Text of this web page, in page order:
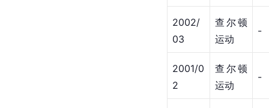
2002/
03
查尔顿
运动
-
2001/0
2
查尔顿
运动
-